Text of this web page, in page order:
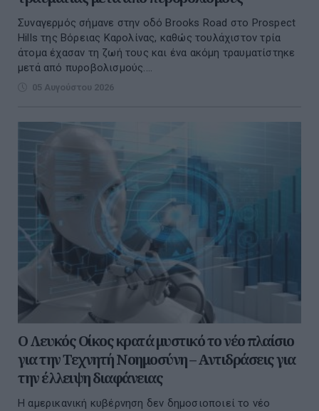
Συναγερμός σήμανε στην οδό Brooks Road στο Prospect
Hills της Βόρειας Καρολίνας, καθώς τουλάχιστον τρία
άτομα έχασαν τη ζωή τους και ένα ακόμη τραυματίστηκε
μετά από πυροβολισμούς....
05 Αυγούστου 2026
Ο Λευκός Οίκος κρατά μυστικό το νέο πλαίσιο
για την Τεχνητή Νοημοσύνη – Αντιδράσεις για
την έλλειψη διαφάνειας
Η αμερικανική κυβέρνηση δεν δημοσιοποιεί το νέο